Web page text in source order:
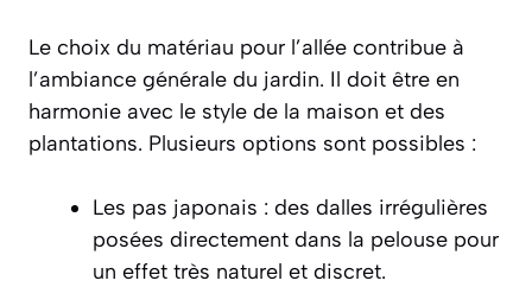
Le choix du matériau pour l’allée contribue à
l’ambiance générale du jardin. Il doit être en
harmonie avec le style de la maison et des
plantations. Plusieurs options sont possibles :
Les pas japonais : des dalles irrégulières
posées directement dans la pelouse pour
un effet très naturel et discret.